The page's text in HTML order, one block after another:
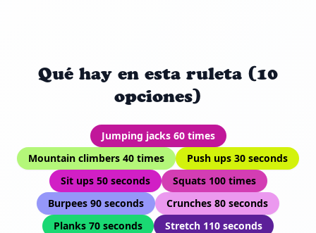
Qué hay en esta ruleta (10
opciones)
Jumping jacks 60 times
Mountain climbers 40 times
Push ups 30 seconds
Sit ups 50 seconds
Squats 100 times
Burpees 90 seconds
Crunches 80 seconds
Planks 70 seconds
Stretch 110 seconds